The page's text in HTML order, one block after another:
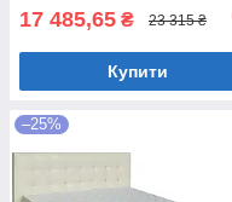
17 485,65 ₴ 23 315 ₴
Купити
–25%